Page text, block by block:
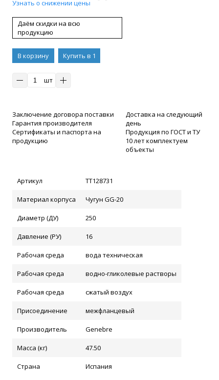
Узнать о снижении цены
Даём скидки на всю
продукцию
В корзину
Купить в 1
шт
Заключение договора поставки
Гарантия производителя
Сертификаты и паспорта на
продукцию
Доставка на следующий
день
Продукция по ГОСТ и ТУ
10 лет комплектуем
объекты
Артикул ТТ128731
Материал корпуса Чугун GG-20
Диаметр (ДУ) 250
Давление (РУ) 16
Рабочая среда вода техническая
Рабочая среда водно-гликолевые растворы
Рабочая среда сжатый воздух
Присоединение межфланцевый
Производитель Genebre
Масса (кг) 47.50
Страна Испания